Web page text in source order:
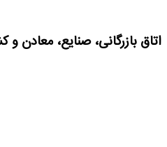
اتاق بازرگانی، صنایع، معادن و